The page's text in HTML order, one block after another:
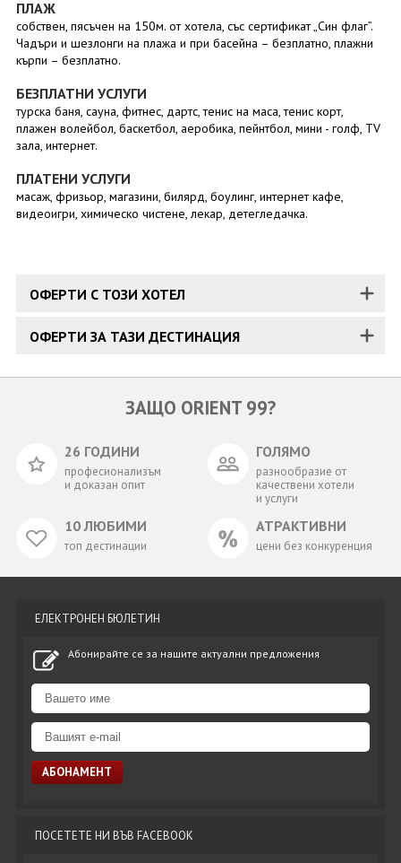
ПЛАЖ
собствен, пясъчен на 150м. от хотела, със сертификат „Син флаг”.
Чадъри и шезлонги на плажа и при басейна – безплатно, плажни
кърпи – безплатно.
БЕЗПЛАТНИ УСЛУГИ
турска баня, сауна, фитнес, дартс, тенис на маса, тенис корт,
плажен волейбол, баскетбол, аеробика, пейнтбол, мини - голф, TV
зала, интернет.
ПЛАТЕНИ УСЛУГИ
масаж, фризьор, магазини, билярд, боулинг, интернет кафе,
видеоигри, химическо чистене, лекар, детегледачка.
ОФЕРТИ С ТОЗИ ХОТЕЛ
ОФЕРТИ ЗА ТАЗИ ДЕСТИНАЦИЯ
ЗАЩО ORIENT 99?
26 ГОДИНИ
професионализъм
и доказан опит
ГОЛЯМО
разнообразие от
качествени хотели
и услуги
10 ЛЮБИМИ
топ дестинации
АТРАКТИВНИ
цени без конкуренция
ЕЛЕКТРОНЕН БЮЛЕТИН
Абонирайте се за нашите актуални предложения
ПОСЕТЕТЕ НИ ВЪВ FACEBOOK